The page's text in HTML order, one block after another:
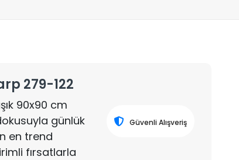
279-122
90x90 cm
günlük
en trend
fırsatlarla
Güvenli Alışveriş